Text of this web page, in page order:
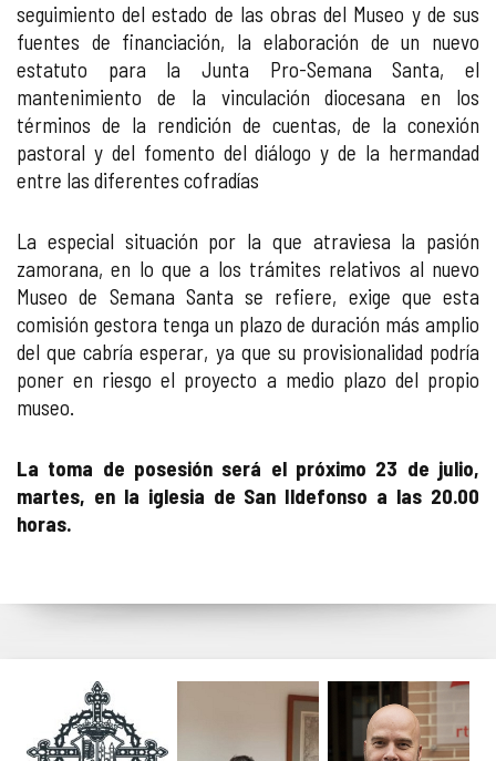
seguimiento del estado de las obras del Museo y de sus
fuentes de financiación, la elaboración de un nuevo
estatuto para la Junta Pro-Semana Santa, el
mantenimiento de la vinculación diocesana en los
términos de la rendición de cuentas, de la conexión
pastoral y del fomento del diálogo y de la hermandad
entre las diferentes cofradías
La especial situación por la que atraviesa la pasión
zamorana, en lo que a los trámites relativos al nuevo
Museo de Semana Santa se refiere, exige que esta
comisión gestora tenga un plazo de duración más amplio
del que cabría esperar, ya que su provisionalidad podría
poner en riesgo el proyecto a medio plazo del propio
museo.
La toma de posesión será el próximo 23 de julio,
martes, en la iglesia de San Ildefonso a las 20.00
horas.